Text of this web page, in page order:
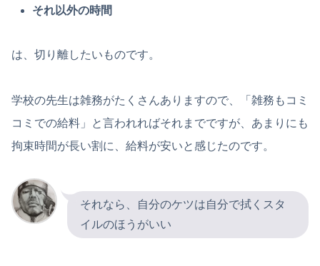
それ以外の時間
は、切り離したいものです。
学校の先生は雑務がたくさんありますので、「雑務もコミ
コミでの給料」と言われればそれまでですが、あまりにも
拘束時間が長い割に、給料が安いと感じたのです。
それなら、自分のケツは自分で拭くスタ
イルのほうがいい